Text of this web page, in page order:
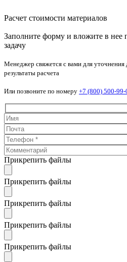
Расчет стоимости материалов
Заполните форму и вложите в нее
задачу
Менеджер свяжется с вами для уточнения
результаты расчета
Или позвоните по номеру +7 (800) 500-99-
Прикрепить файлы
Прикрепить файлы
Прикрепить файлы
Прикрепить файлы
Прикрепить файлы